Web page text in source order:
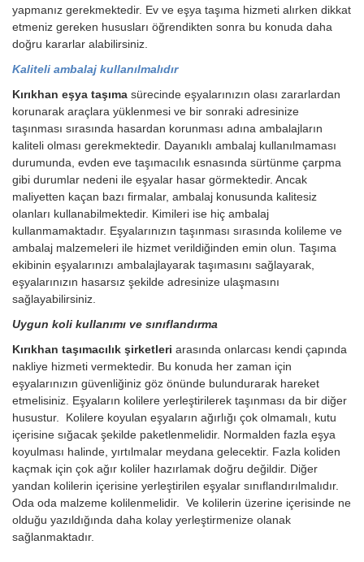
yapmanız gerekmektedir. Ev ve eşya taşıma hizmeti alırken dikkat
etmeniz gereken hususları öğrendikten sonra bu konuda daha
doğru kararlar alabilirsiniz.
Kaliteli ambalaj kullanılmalıdır
Kırıkhan eşya taşıma sürecinde eşyalarınızın olası zararlardan
korunarak araçlara yüklenmesi ve bir sonraki adresinize
taşınması sırasında hasardan korunması adına ambalajların
kaliteli olması gerekmektedir. Dayanıklı ambalaj kullanılmaması
durumunda, evden eve taşımacılık esnasında sürtünme çarpma
gibi durumlar nedeni ile eşyalar hasar görmektedir. Ancak
maliyetten kaçan bazı firmalar, ambalaj konusunda kalitesiz
olanları kullanabilmektedir. Kimileri ise hiç ambalaj
kullanmamaktadır. Eşyalarınızın taşınması sırasında kolileme ve
ambalaj malzemeleri ile hizmet verildiğinden emin olun. Taşıma
ekibinin eşyalarınızı ambalajlayarak taşımasını sağlayarak,
eşyalarınızın hasarsız şekilde adresinize ulaşmasını
sağlayabilirsiniz.
Uygun koli kullanımı ve sınıflandırma
Kırıkhan taşımacılık şirketleri arasında onlarcası kendi çapında
nakliye hizmeti vermektedir. Bu konuda her zaman için
eşyalarınızın güvenliğiniz göz önünde bulundurarak hareket
etmelisiniz. Eşyaların kolilere yerleştirilerek taşınması da bir diğer
husustur. Kolilere koyulan eşyaların ağırlığı çok olmamalı, kutu
içerisine sığacak şekilde paketlenmelidir. Normalden fazla eşya
koyulması halinde, yırtılmalar meydana gelecektir. Fazla koliden
kaçmak için çok ağır koliler hazırlamak doğru değildir. Diğer
yandan kolilerin içerisine yerleştirilen eşyalar sınıflandırılmalıdır.
Oda oda malzeme kolilenmelidir. Ve kolilerin üzerine içerisinde ne
olduğu yazıldığında daha kolay yerleştirmenize olanak
sağlanmaktadır.